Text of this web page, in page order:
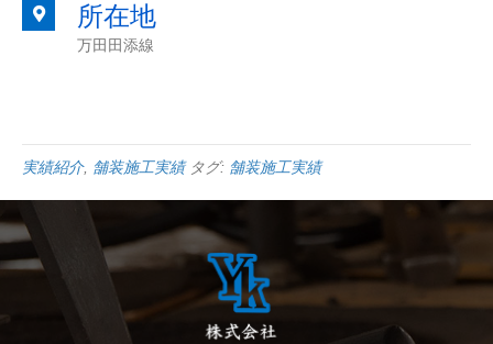
所在地
万田田添線
実績紹介, 舗装施工実績タグ: 舗装施工実績